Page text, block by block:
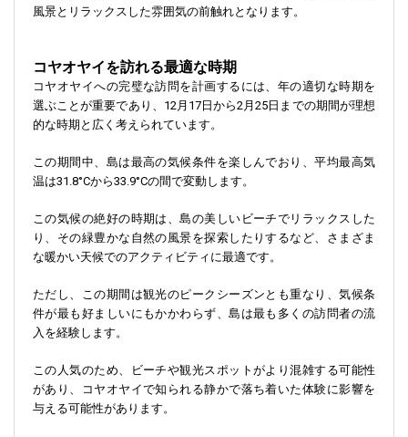
風景とリラックスした雰囲気の前触れとなります。
コヤオヤイを訪れる最適な時期
コヤオヤイへの完璧な訪問を計画するには、年の適切な時期を
選ぶことが重要であり、12月17日から2月25日までの期間が理想
的な時期と広く考えられています。
この期間中、島は最高の気候条件を楽しんでおり、平均最高気
温は31.8°Cから33.9°Cの間で変動します。
この気候の絶好の時期は、島の美しいビーチでリラックスした
り、その緑豊かな自然の風景を探索したりするなど、さまざま
な暖かい天候でのアクティビティに最適です。
ただし、この期間は観光のピークシーズンとも重なり、気候条
件が最も好ましいにもかかわらず、島は最も多くの訪問者の流
入を経験します。
この人気のため、ビーチや観光スポットがより混雑する可能性
があり、コヤオヤイで知られる静かで落ち着いた体験に影響を
与える可能性があります。